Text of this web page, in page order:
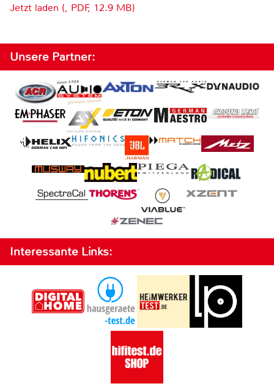
Jetzt laden (, PDF, 12.9 MB)
Unsere Partner:
Interessante Links: